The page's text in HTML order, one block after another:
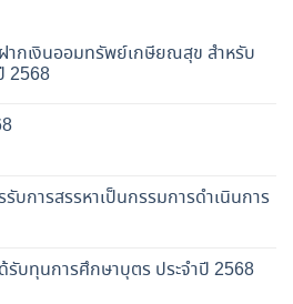
ากเงินออมทรัพย์เกษียณสุข สำหรับ
2568
บการสรรหาเป็นกรรมการดำเนินการ
รับทุนการศึกษาบุตร ประจำปี 2568